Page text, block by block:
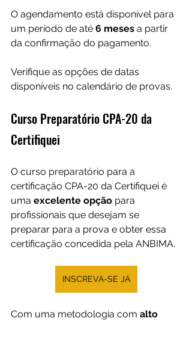
O agendamento está disponível para
um período de até 6 meses a partir
da confirmação do pagamento.
Verifique as opções de datas
disponíveis no calendário de provas.
Curso Preparatório CPA-20 da
Certifiquei
O curso preparatório para a
certificação CPA-20 da Certifiquei é
uma excelente opção para
profissionais que desejam se
preparar para a prova e obter essa
certificação concedida pela ANBIMA.
INSCREVA-SE JÁ
Com uma metodologia com alto